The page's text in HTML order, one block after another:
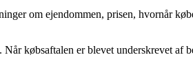
om ejendommen, prisen, hvornår
købsaftalen er blevet underskrevet af